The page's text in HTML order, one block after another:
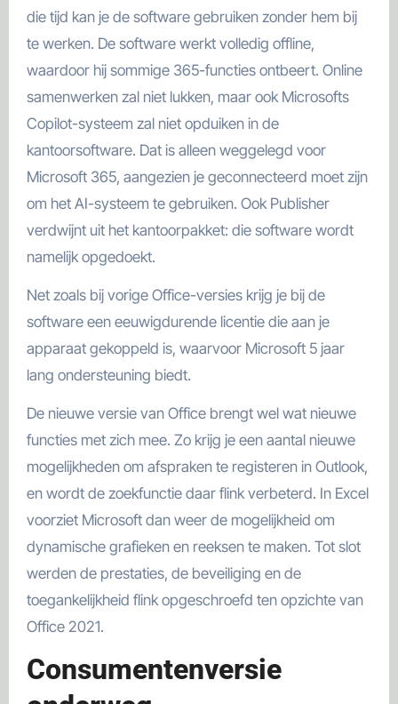
die tijd kan je de software gebruiken zonder hem bij
te werken. De software werkt volledig offline,
waardoor hij sommige 365-functies ontbeert. Online
samenwerken zal niet lukken, maar ook Microsofts
Copilot-systeem zal niet opduiken in de
kantoorsoftware. Dat is alleen weggelegd voor
Microsoft 365, aangezien je geconnecteerd moet zijn
om het AI-systeem te gebruiken. Ook Publisher
verdwijnt uit het kantoorpakket: die software wordt
namelijk opgedoekt.
Net zoals bij vorige Office-versies krijg je bij de
software een eeuwigdurende licentie die aan je
apparaat gekoppeld is, waarvoor Microsoft 5 jaar
lang ondersteuning biedt.
De nieuwe versie van Office brengt wel wat nieuwe
functies met zich mee. Zo krijg je een aantal nieuwe
mogelijkheden om afspraken te registeren in Outlook,
en wordt de zoekfunctie daar flink verbeterd. In Excel
voorziet Microsoft dan weer de mogelijkheid om
dynamische grafieken en reeksen te maken. Tot slot
werden de prestaties, de beveiliging en de
toegankelijkheid flink opgeschroefd ten opzichte van
Office 2021.
Consumentenversie